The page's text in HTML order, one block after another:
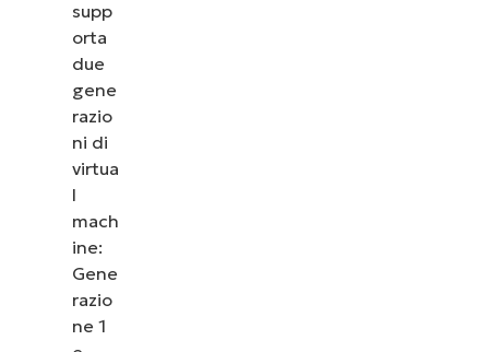
supp
orta
due
gene
razio
ni di
virtua
l
mach
ine:
Gene
razio
ne 1